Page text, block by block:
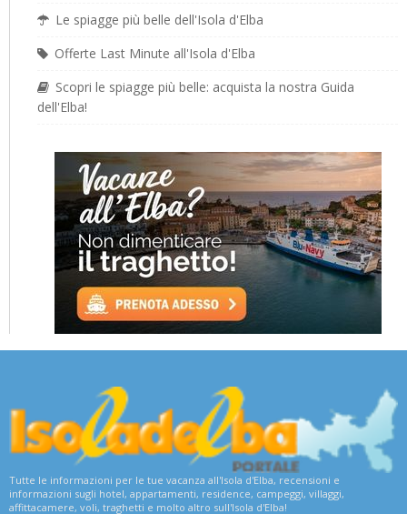
Le spiagge più belle dell'Isola d'Elba
Offerte Last Minute all'Isola d'Elba
Scopri le spiagge più belle: acquista la nostra Guida
dell'Elba!
Tutte le informazioni per le tue vacanza all'Isola d'Elba, recensioni e
informazioni sugli hotel, appartamenti, residence, campeggi, villaggi,
affittacamere, voli, traghetti e molto altro sull'Isola d'Elba!